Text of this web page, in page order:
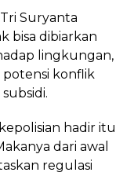
Suryanta
bisa dibiarkan
lingkungan,
potensi konflik
hadir itu
dari awal
regulasi